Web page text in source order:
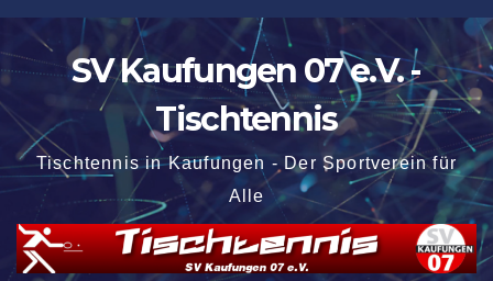
Zum
Inhalt
springen
SV Kaufungen 07 e.V. -
Tischtennis
Tischtennis in Kaufungen - Der Sportverein für
Alle